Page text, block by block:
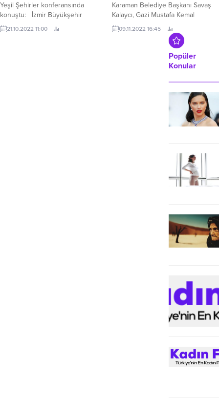
Yeşil Şehirler konferansında
konuştu: İzmir Büyükşehir
Başkanı Tunç Soyer, Viyana’daki
Avrupa İmar ve Kalkınma Bankası
21.10.2022 11:00
Karaman Belediye Başkanı Savaş
Kalaycı, Gazi Mustafa Kemal
Atatürk’ün aramızdan ayrılışının 84.
09.11.2022 16:45
Popüler
Konular